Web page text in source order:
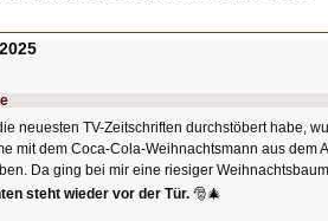
neuesten TV-Zeitschriften durchstöbert habe,
mit dem Coca-Cola-Weihnachtsmann aus dem
Da ging bei mir eine riesiger
steht wieder vor der Tür. 🎅🎄